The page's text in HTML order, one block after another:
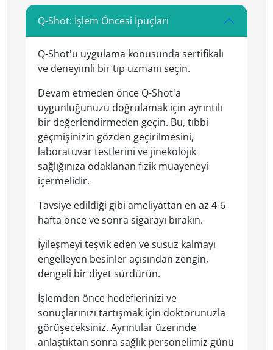
Q-Shot: İşlem Öncesi İpuçları
Q-Shot'u uygulama konusunda sertifikalı
ve deneyimli bir tıp uzmanı seçin.
Devam etmeden önce Q-Shot'a
uygunluğunuzu doğrulamak için ayrıntılı
bir değerlendirmeden geçin. Bu, tıbbi
geçmişinizin gözden geçirilmesini,
laboratuvar testlerini ve jinekolojik
sağlığınıza odaklanan fizik muayeneyi
içermelidir.
Tavsiye edildiği gibi ameliyattan en az 4-6
hafta önce ve sonra sigarayı bırakın.
İyileşmeyi teşvik eden ve susuz kalmayı
engelleyen besinler açısından zengin,
dengeli bir diyet sürdürün.
İşlemden önce hedeflerinizi ve
sonuçlarınızı tartışmak için doktorunuzla
görüşeceksiniz. Ayrıntılar üzerinde
anlaştıktan sonra sağlık personelimiz günü